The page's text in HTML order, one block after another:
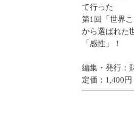
て行った
第1回「世界
から選ばれた
「感性」！
編集・発行：
定価：1,400円